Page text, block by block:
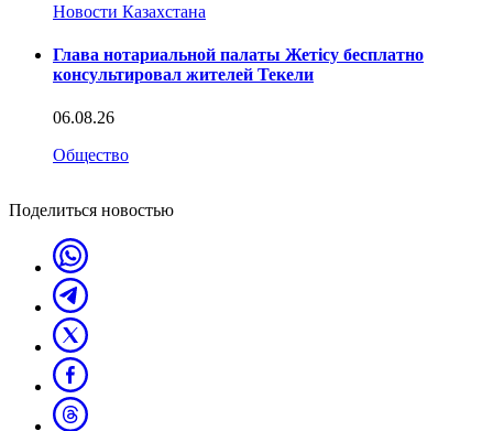
Новости Казахстана
Глава нотариальной палаты Жетісу бесплатно
консультировал жителей Текели
06.08.26
Общество
Поделиться новостью